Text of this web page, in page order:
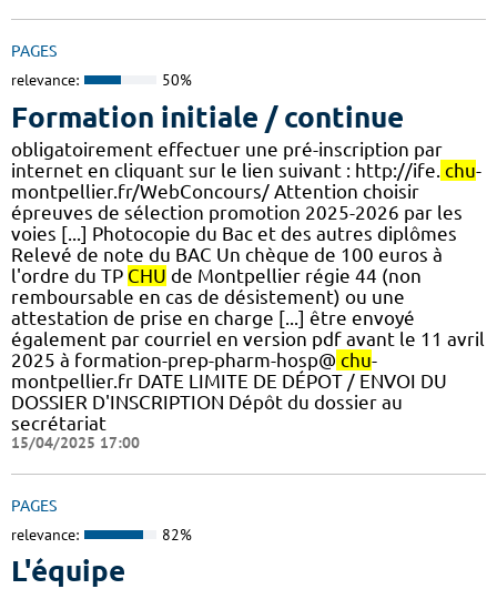
PAGES
relevance: 50%
Formation initiale / continue
obligatoirement effectuer une pré-inscription par
internet en cliquant sur le lien suivant : http://ife. chu-
montpellier.fr/WebConcours/ Attention choisir
épreuves de sélection promotion 2025-2026 par les
voies [...] Photocopie du Bac et des autres diplômes
Relevé de note du BAC Un chèque de 100 euros à
l'ordre du TP CHU de Montpellier régie 44 (non
remboursable en cas de désistement) ou une
attestation de prise en charge [...] être envoyé
également par courriel en version pdf avant le 11 avril
2025 à formation-prep-pharm-hosp@ chu-
montpellier.fr DATE LIMITE DE DÉPOT / ENVOI DU
DOSSIER D'INSCRIPTION Dépôt du dossier au
secrétariat
15/04/2025 17:00
PAGES
relevance: 82%
L'équipe